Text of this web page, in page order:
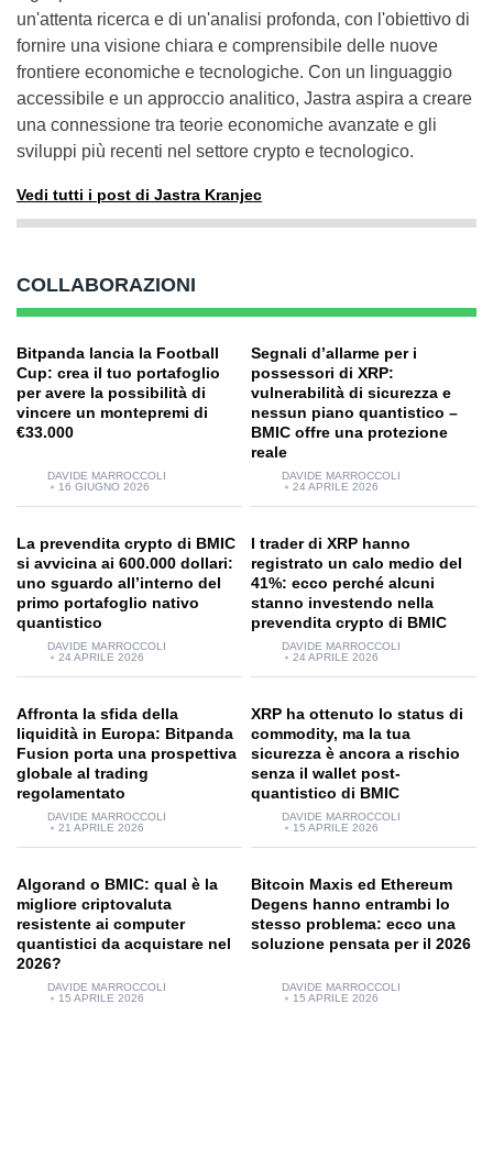
un'attenta ricerca e di un'analisi profonda, con l'obiettivo di
fornire una visione chiara e comprensibile delle nuove
frontiere economiche e tecnologiche. Con un linguaggio
accessibile e un approccio analitico, Jastra aspira a creare
una connessione tra teorie economiche avanzate e gli
sviluppi più recenti nel settore crypto e tecnologico.
Vedi tutti i post di Jastra Kranjec
COLLABORAZIONI
Bitpanda lancia la Football
Cup: crea il tuo portafoglio
per avere la possibilità di
vincere un montepremi di
€33.000
DAVIDE MARROCCOLI
16 GIUGNO 2026
Segnali d’allarme per i
possessori di XRP:
vulnerabilità di sicurezza e
nessun piano quantistico –
BMIC offre una protezione
reale
DAVIDE MARROCCOLI
24 APRILE 2026
La prevendita crypto di BMIC
si avvicina ai 600.000 dollari:
uno sguardo all’interno del
primo portafoglio nativo
quantistico
DAVIDE MARROCCOLI
24 APRILE 2026
I trader di XRP hanno
registrato un calo medio del
41%: ecco perché alcuni
stanno investendo nella
prevendita crypto di BMIC
DAVIDE MARROCCOLI
24 APRILE 2026
Affronta la sfida della
liquidità in Europa: Bitpanda
Fusion porta una prospettiva
globale al trading
regolamentato
DAVIDE MARROCCOLI
21 APRILE 2026
XRP ha ottenuto lo status di
commodity, ma la tua
sicurezza è ancora a rischio
senza il wallet post-
quantistico di BMIC
DAVIDE MARROCCOLI
15 APRILE 2026
Algorand o BMIC: qual è la
migliore criptovaluta
resistente ai computer
quantistici da acquistare nel
2026?
DAVIDE MARROCCOLI
15 APRILE 2026
Bitcoin Maxis ed Ethereum
Degens hanno entrambi lo
stesso problema: ecco una
soluzione pensata per il 2026
DAVIDE MARROCCOLI
15 APRILE 2026